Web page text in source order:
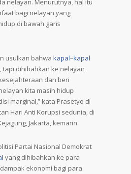
nelayan. Menurutnya, hal itu
bagi nelayan yang
di bawah garis
usulkan bahwa kapal–kapal
tapi dihibahkan ke nelayan
dan beri
kita masih hidup
marginal,” kata Prasetyo di
Hari Anti Korupsi sedunia, di
Jakarta, kemarin.
Partai Nasional Demokrat
yang dihibahkan ke para
ekonomi bagi para